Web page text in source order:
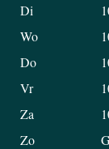
Di
Wo
Do
Vr
Za
Zo